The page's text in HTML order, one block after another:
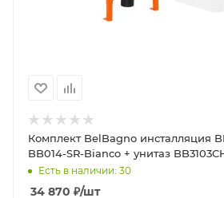
Комплект BelBagno инсталляция
BB014-SR-Bianco + унитаз
Есть в наличии: 30
34 870 ₽/шт